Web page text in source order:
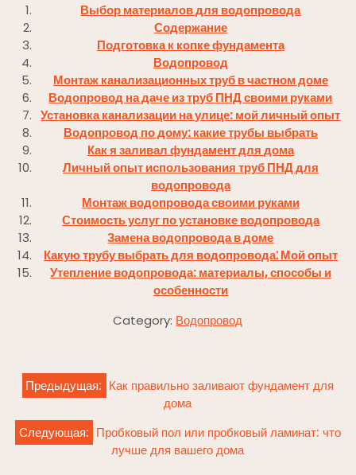
Выбор материалов для водопровода
Содержание
Подготовка к копке фундамента
Водопровод
Монтаж канализационных труб в частном доме
Водопровод на даче из труб ПНД своими руками
Установка канализации на улице: мой личный опыт
Водопровод по дому: какие трубы выбрать
Как я заливал фундамент для дома
Личный опыт использования труб ПНД для
водопровода
Монтаж водопровода своими руками
Стоимость услуг по установке водопровода
Замена водопровода в доме
Какую трубу выбрать для водопровода⁚ Мой опыт
Утепление водопровода: материалы, способы и
особенности
Category: Водопровод
Навигация
по
записям
Предыдущая: Как правильно заливают фундамент для
дома
Следующая: Пробковый пол или пробковый ламинат: что
лучше для вашего дома